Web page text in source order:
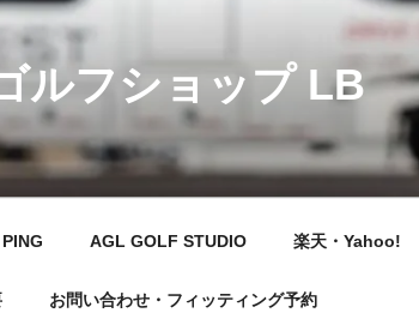
ルフショップ LB
PING AGL GOLF STUDIO 楽天・Yahoo!
お問い合わせ・フィッティング予約